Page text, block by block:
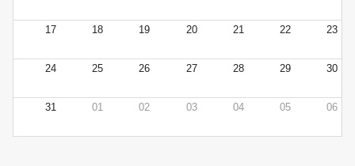
17 18 19 20 21 22 23
24 25 26 27 28 29 30
31 01 02 03 04 05 06